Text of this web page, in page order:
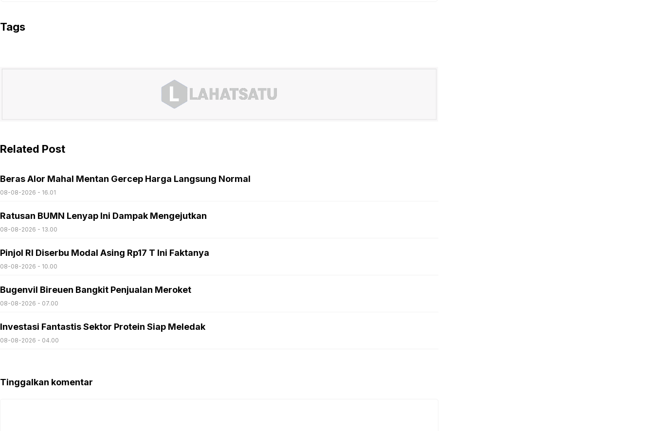
Tags
Related Post
Beras Alor Mahal Mentan Gercep Harga Langsung Normal
08-08-2026 - 16.01
Ratusan BUMN Lenyap Ini Dampak Mengejutkan
08-08-2026 - 13.00
Pinjol RI Diserbu Modal Asing Rp17 T Ini Faktanya
08-08-2026 - 10.00
Bugenvil Bireuen Bangkit Penjualan Meroket
08-08-2026 - 07.00
Investasi Fantastis Sektor Protein Siap Meledak
08-08-2026 - 04.00
Tinggalkan komentar